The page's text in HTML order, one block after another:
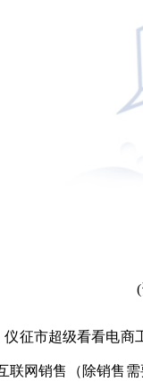
征市超级看看电
联网销售（除销售